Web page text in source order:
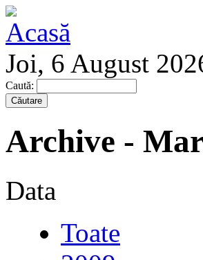
Joi, 6 August
Caută:
Archive -
Data
Toate